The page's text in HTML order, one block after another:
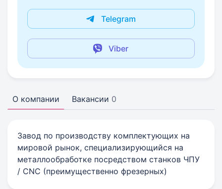
Telegram
Viber
О компании Вакансии 0
Завод по производству комплектующих на
мировой рынок, специализирующийся на
металлообработке посредством станков ЧПУ
/ CNC (преимущественно фрезерных)